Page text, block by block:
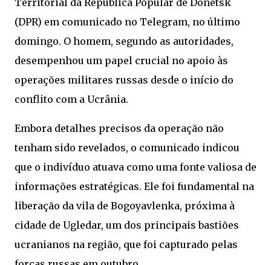
Territorial da República Popular de Donetsk
(DPR) em comunicado no Telegram, no último
domingo. O homem, segundo as autoridades,
desempenhou um papel crucial no apoio às
operações militares russas desde o início do
conflito com a Ucrânia.
Embora detalhes precisos da operação não
tenham sido revelados, o comunicado indicou
que o indivíduo atuava como uma fonte valiosa de
informações estratégicas. Ele foi fundamental na
liberação da vila de Bogoyavlenka, próxima à
cidade de Ugledar, um dos principais bastiões
ucranianos na região, que foi capturado pelas